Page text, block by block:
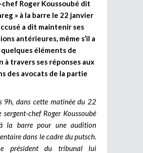
Roger Koussoubé dit
» à la barre le 22 janvier
a dit maintenir ses
antérieures, même s’il a
éléments de
à travers ses réponses aux
des avocats de la partie
9h, dans cette matinée du 22
sergent-chef Roger Koussoubé
la barre pour une audition
dans le cadre du putsch.
président du tribunal lui